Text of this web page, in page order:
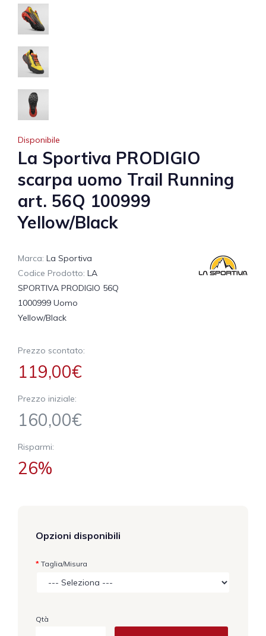
Disponibile
La Sportiva PRODIGIO
scarpa uomo Trail Running
art. 56Q 100999
Yellow/Black
Marca: La Sportiva
Codice Prodotto: LA
SPORTIVA PRODIGIO 56Q
1000999 Uomo
Yellow/Black
Prezzo scontato:
119,00€
Prezzo iniziale:
160,00€
Risparmi:
26%
Opzioni disponibili
Taglia/Misura
Qtà